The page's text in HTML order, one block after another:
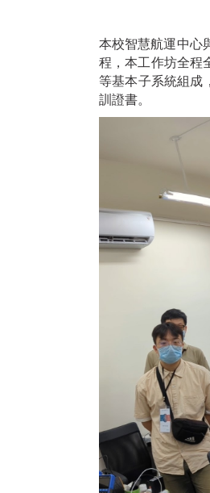
本校智慧航運中心
程，本工作坊全程
等基本子系統組成
訓證書。